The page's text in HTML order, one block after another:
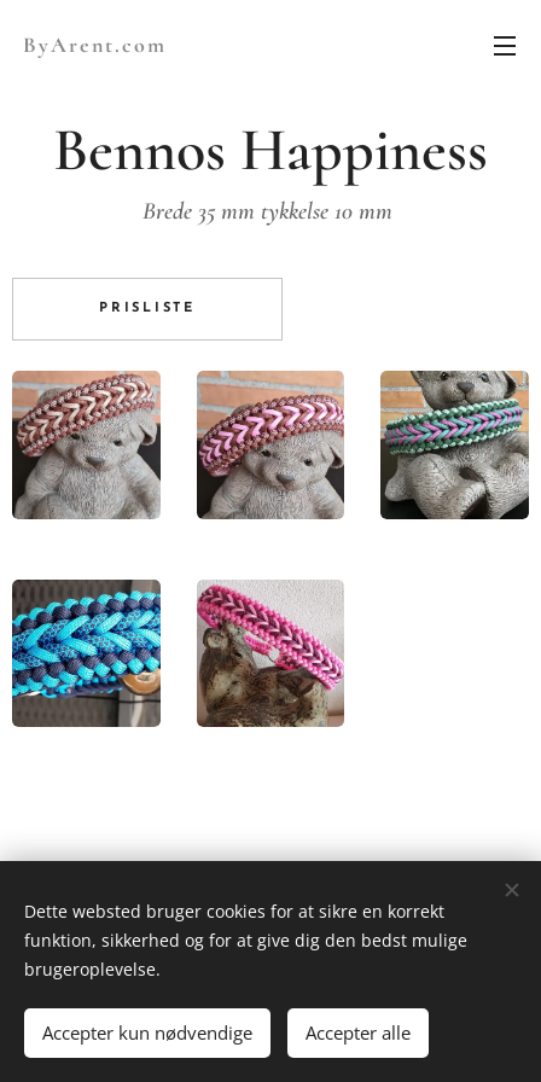
ByArent.com
Bennos Happiness
Brede 35 mm tykkelse 10 mm
PRISLISTE
*Priserne er kun vejledende. <35/>35-<45
og kun gældende for polyester
Halsbånd over 45 cm , samt nylon spørg efter pris.
Drevet afWebnode Cookies
Dette websted bruger cookies for at sikre en korrekt
funktion, sikkerhed og for at give dig den bedst mulige
brugeroplevelse.
Accepter kun nødvendige Accepter alle